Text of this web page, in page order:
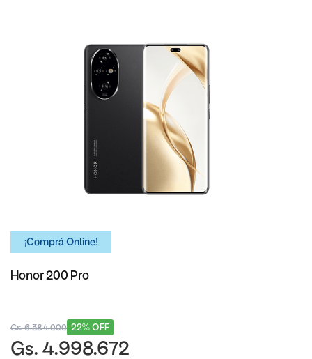
¡Comprá Online!
Honor 200 Pro
22% OFF
Gs. 6.384.000
Gs. 4.998.672